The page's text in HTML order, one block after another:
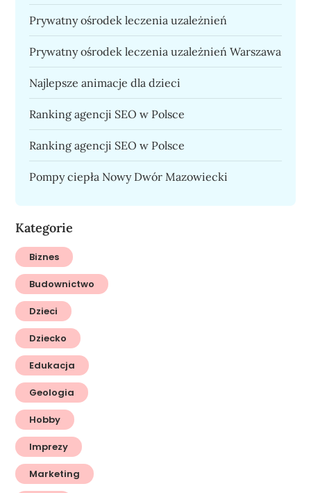
Prywatny ośrodek leczenia uzależnień
Prywatny ośrodek leczenia uzależnień Warszawa
Najlepsze animacje dla dzieci
Ranking agencji SEO w Polsce
Ranking agencji SEO w Polsce
Pompy ciepła Nowy Dwór Mazowiecki
Kategorie
Biznes
Budownictwo
Dzieci
Dziecko
Edukacja
Geologia
Hobby
Imprezy
Marketing